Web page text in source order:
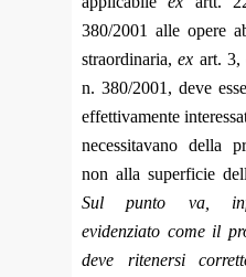
380/2001 alle opere
straordinaria,ex art. 3,
n. 380/2001, deve
effettivamente
necessitavano della
non alla superficie
Sul punto va,
evidenziato come il
deve ritenersi